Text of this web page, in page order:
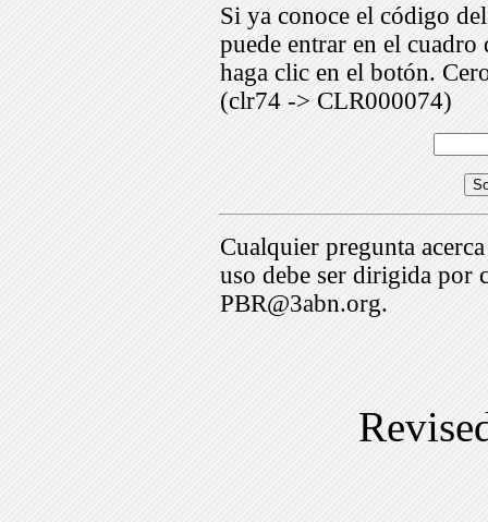
Si ya conoce el código
puede entrar en el
haga clic en el botón.
(clr74 -> CLR000074)
Cualquier pregunta
uso debe ser dirigida por
PBR@3abn.org.